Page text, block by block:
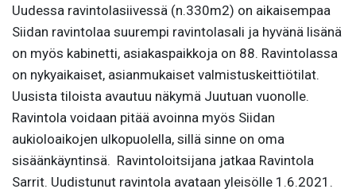
Uudessa ravintolasiivessä (n.330m2) on aikaisempaa
Siidan ravintolaa suurempi ravintolasali ja hyvänä lisänä
on myös kabinetti, asiakaspaikkoja on 88. Ravintolassa
on nykyaikaiset, asianmukaiset valmistuskeittiötilat.
Uusista tiloista avautuu näkymä Juutuan vuonolle.
Ravintola voidaan pitää avoinna myös Siidan
aukioloaikojen ulkopuolella, sillä sinne on oma
sisäänkäyntinsä. Ravintoloitsijana jatkaa Ravintola
Sarrit. Uudistunut ravintola avataan yleisölle 1.6.2021.